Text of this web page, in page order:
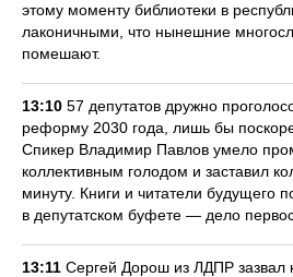
этому моменту библиотеки в
лаконичными, что нынешние
помешают.
13:10 57 депутатов дружно
реформу 2030 года, лишь бы
Спикер Владимир Павлов умело
коллективным голодом и заставил
минуту. Книги и читатели будущего
в депутатском буфете — дело
13:11 Сергей Дорош из ЛДПР зазвал